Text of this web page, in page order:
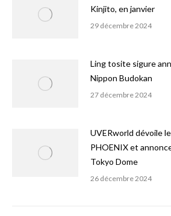
Kinjito, en janvier
29 décembre 2024
Ling tosite sigure
Nippon Budokan
27 décembre 2024
UVERworld dévoile
PHOENIX et
Tokyo Dome
26 décembre 2024